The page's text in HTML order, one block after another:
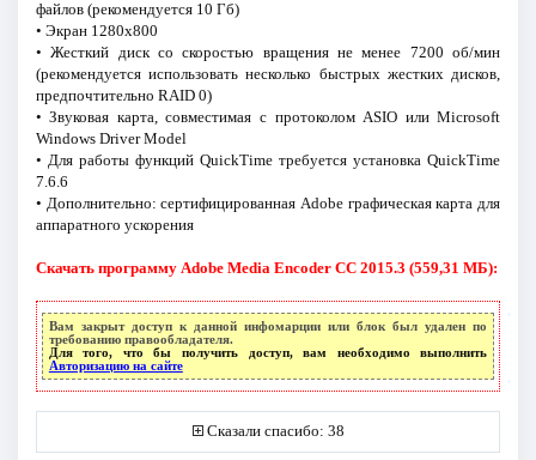
файлов (рекомендуется 10 Гб)
• Экран 1280x800
• Жесткий диск со скоростью вращения не менее 7200 об/мин
(рекомендуется использовать несколько быстрых жестких дисков,
предпочтительно RAID 0)
• Звуковая карта, совместимая с протоколом ASIO или Microsoft
Windows Driver Model
• Для работы функций QuickTime требуется установка QuickTime
7.6.6
• Дополнительно: сертифицированная Adobe графическая карта для
аппаратного ускорения
Скачать программу Adobe Media Encoder CC 2015.3 (559,31 МБ):
Вам закрыт доступ к данной инфомарции или блок был удален по
требованию правообладателя.
Для того, что бы получить доступ, вам необходимо выполнить
Авторизацию на сайте
Сказали спасибо: 38